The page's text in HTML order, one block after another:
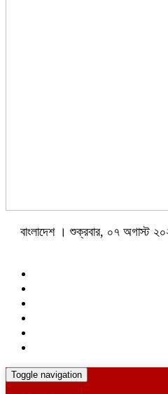
বাংলাদেশ । শুক্রবার, ০৭ অগাস্ট
Toggle navigation